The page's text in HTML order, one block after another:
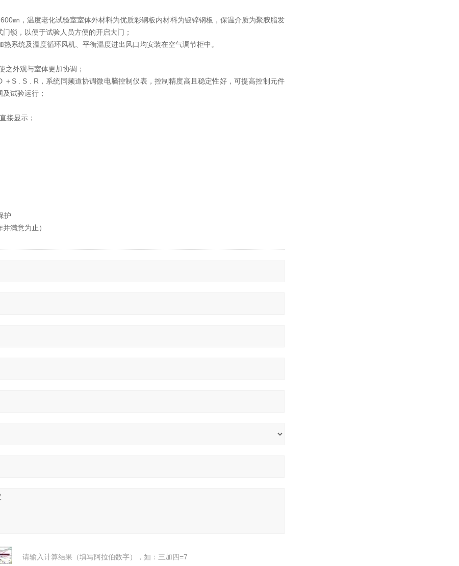
㎜，温度老化试验室室体外材料为优质彩钢板内材料为镀锌钢板，保温介质为聚胺脂发
锁，以便于试验人员方便的开启大门；
系统及温度循环风机、平衡温度进出风口均安装在空气调节柜中。
之外观与室体更加协调；
S . S . R，系统同频道协调微电脑控制仪表，控制精度高且稳定性好，可提高控制元件
试验运行；
接显示；
护
满意为止）
请输入计算结果（填写阿拉伯数字），如：三加四=7